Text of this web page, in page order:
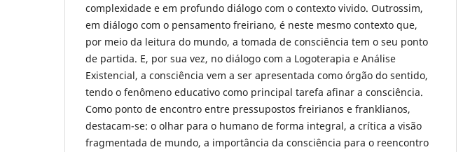
complexidade e em profundo diálogo com o contexto vivido. Outrossim,
em diálogo com o pensamento freiriano, é neste mesmo contexto que,
por meio da leitura do mundo, a tomada de consciência tem o seu ponto
de partida. E, por sua vez, no diálogo com a Logoterapia e Análise
Existencial, a consciência vem a ser apresentada como órgão do sentido,
tendo o fenômeno educativo como principal tarefa afinar a consciência.
Como ponto de encontro entre pressupostos freirianos e franklianos,
destacam-se: o olhar para o humano de forma integral, a crítica a visão
fragmentada de mundo, a importância da consciência para o reencontro